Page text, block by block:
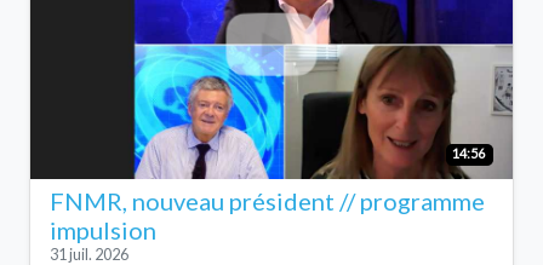
14:56
FNMR, nouveau président // programme
impulsion
31 juil. 2026